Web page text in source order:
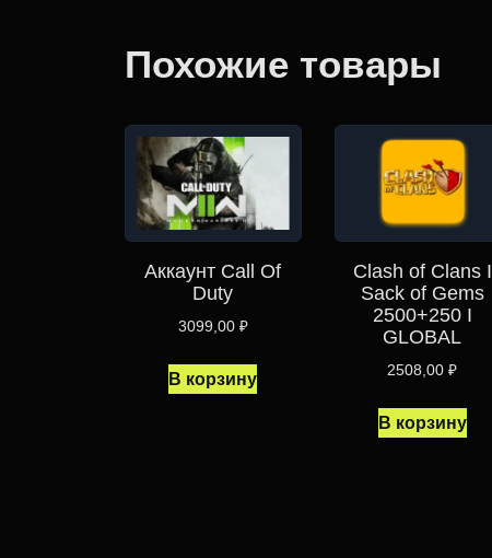
Похожие товары
Аккаунт Call Of
Duty
3099,00 ₽
В корзину
Clash of Clans I
Sack of Gems
2500+250 I
GLOBAL
2508,00₽
В корзину